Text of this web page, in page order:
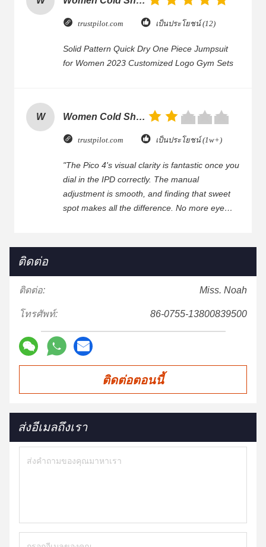
trustpilot.com เป็นประโยชน์ (12)
Solid Pattern Quick Dry One Piece Jumpsuit
for Women 2023 Customized Logo Gym Sets
W Women Cold Shoulder V Neck Rayon Blouse
trustpilot.com เป็นประโยชน์ (1w+)
"The Pico 4's visual clarity is fantastic once you
dial in the IPD correctly. The manual
adjustment is smooth, and finding that sweet
spot makes all the difference. No more eye
smooth, and finding that sweet spot makes all
the difference. No more eye strain during long
fantastic once you dial in the IPD correctly. The
manual adjustment is smooth, and finding that
sweet spot makes all the difference. No more
eye strain during long sessions. Highly
recommend taking the time to set it up
once you dial in the IPD correctly. The manual
spot makes all the difference. No more eye
strain during long sessions. Highly r
ติดต่อ
ติดต่อ: Miss. Noah
โทรศัพท์: 86-0755-13800839500
ติดต่อตอนนี้
ส่งอีเมลถึงเรา